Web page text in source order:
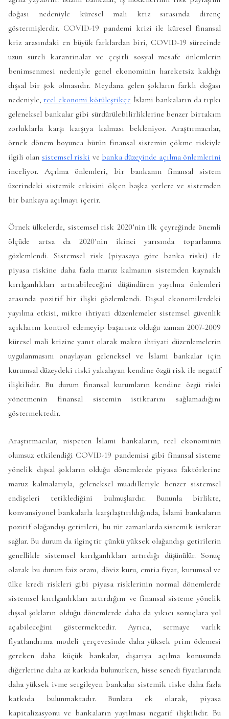
doğası nedeniyle küresel mali kriz sırasında direnç
göstermişlerdir. COVID-19 pandemi krizi ile küresel finansal
kriz arasındaki en büyük farklardan biri, COVID-19 sürecinde
uzun süreli karantinalar ve çeşitli sosyal mesafe önlemlerin
benimsenmesi nedeniyle genel ekonominin hareketsiz kaldığı
dışsal bir şok olmasıdır. Meydana gelen şokların farklı doğası
nedeniyle,reel ekonomi kötüleştikçe İslami bankaların da tıpkı
geleneksel bankalar gibi sürdürülebilirliklerine benzer birtakım
zorluklarla karşı karşıya kalması bekleniyor. Araştırmacılar,
örnek dönem boyunca bütün finansal sistemin çökme riskiyle
ilgili olan sistemsel riski ve banka düzeyinde açılma önlemlerini
inceliyor. Açılma önlemleri, bir bankanın finansal sistem
üzerindeki sistemik etkisini ölçen başka yerlere ve sistemden
bir bankaya açılmayı içerir.
Örnek ülkelerde, sistemsel risk 2020’nin ilk çeyreğinde önemli
ölçüde artsa da 2020’nin ikinci yarısında toparlanma
gözlemlendi. Sistemsel risk (piyasaya göre banka riski) ile
piyasa riskine daha fazla maruz kalmanın sistemden kaynaklı
kırılganlıkları artırabileceğini düşündüren yayılma önlemleri
arasında pozitif bir ilişki gözlemlendi. Dışsal ekonomilerdeki
yayılma etkisi, mikro ihtiyati düzenlemeler sistemsel güvenlik
açıklarını kontrol edemeyip başarısız olduğu zaman 2007-2009
küresel mali krizine yanıt olarak makro ihtiyati düzenlemelerin
uygulanmasını onaylayan geleneksel ve İslami bankalar için
kurumsal düzeydeki riski yakalayan kendine özgü risk ile negatif
ilişkilidir. Bu durum finansal kurumların kendine özgü riski
yönetmenin finansal sistemin istikrarını sağlamadığını
göstermektedir.
Araştırmacılar, nispeten İslami bankaların, reel ekonominin
olumsuz etkilendiği COVID-19 pandemisi gibi finansal sisteme
yönelik dışsal şokların olduğu dönemlerde piyasa faktörlerine
maruz kalmalarıyla, geleneksel muadilleriyle benzer sistemsel
endişeleri tetiklediğini bulmuşlardır. Bununla birlikte,
konvansiyonel bankalarla karşılaştırıldığında, İslami bankaların
pozitif olağandışı getirileri, bu tür zamanlarda sistemik istikrar
sağlar. Bu durum da ilginçtir çünkü yüksek olağandışı getirilerin
genellikle sistemsel kırılganlıkları artırdığı düşünülür. Sonuç
olarak bu durum faiz oranı, döviz kuru, emtia fiyat, kurumsal ve
ülke kredi riskleri gibi piyasa risklerinin normal dönemlerde
sistemsel kırılganlıkları artırdığını ve finansal sisteme yönelik
dışsal şokların olduğu dönemlerde daha da yıkıcı sonuçlara yol
açabileceğini göstermektedir. Ayrıca, sermaye varlık
fiyatlandırma modeli çerçevesinde daha yüksek prim ödemesi
gereken daha küçük bankalar, dışarıya açılma konusunda
diğerlerine daha az katkıda bulunurken, hisse senedi fiyatlarında
daha yüksek ivme sergileyen bankalar sistemik riske daha fazla
katkıda bulunmaktadır. Bunlara ek olarak, piyasa
kapitalizasyonu ve bankaların yayılması negatif ilişkilidir. Bu